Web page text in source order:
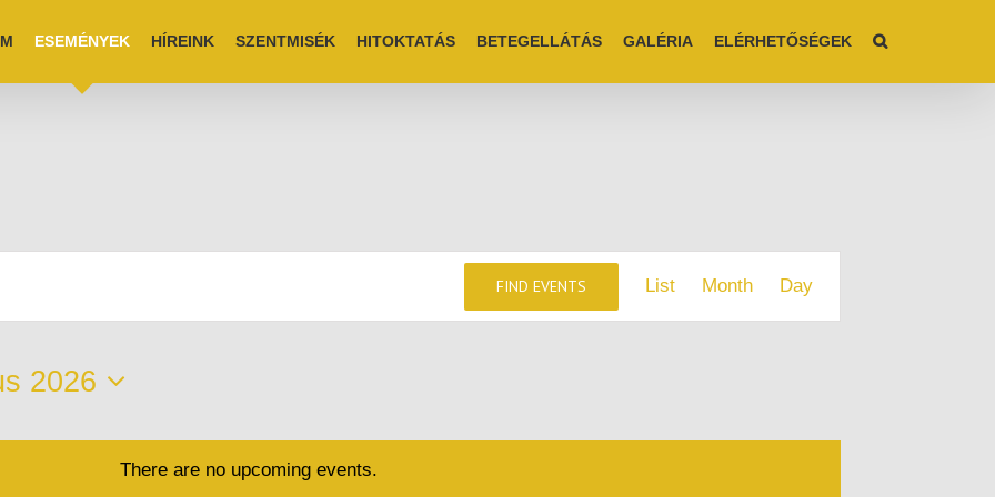
ESEMÉNYEK HÍREINK SZENTMISÉK HITOKTATÁS BETEGELLÁTÁS GALÉRIA ELÉRHETŐSÉGEK
There are no upcoming events.
FIND EVENTS
Views
Navigation
List Month Day
2026